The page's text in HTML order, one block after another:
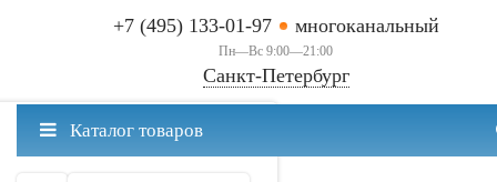
+7 (495) 133-01-97 многоканальный
Пн—Вс 9:00—21:00
Санкт-Петербург
Санкт-Петербург ваш город?
Каталог товаров